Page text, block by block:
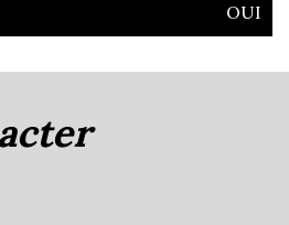
OUI